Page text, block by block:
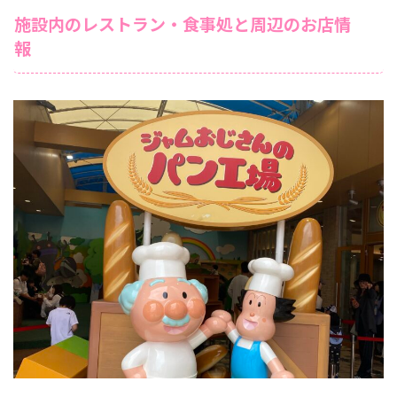
施設内のレストラン・食事処と周辺のお店情
報